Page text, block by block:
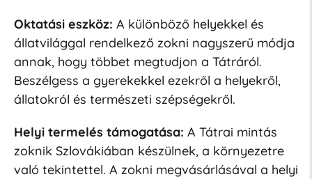
Oktatási eszköz: A különböző helyekkel és
állatvilággal rendelkező zokni nagyszerű módja
annak, hogy többet megtudjon a Tátráról.
Beszélgess a gyerekekkel ezekről a helyekről,
állatokról és természeti szépségekről.
Helyi termelés támogatása: A Tátrai mintás
zoknik Szlovákiában készülnek, a környezetre
való tekintettel. A zokni megvásárlásával a helyi